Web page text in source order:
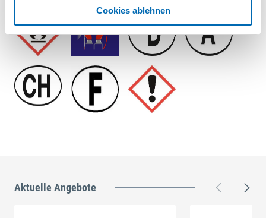
Cookies ablehnen
Aktuelle Angebote